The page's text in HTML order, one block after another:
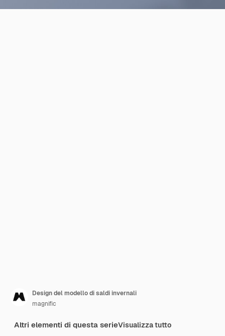
Design del modello di saldi invernali
magnific
Altri elementi di questa serieVisualizza tutto